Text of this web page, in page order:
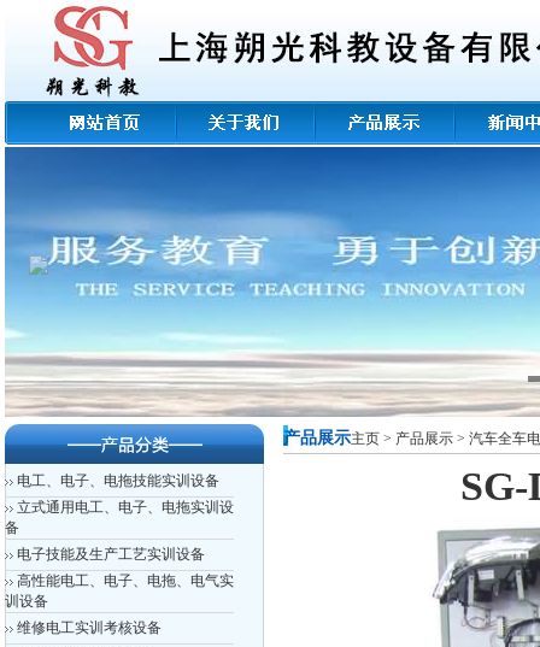
电工、电子、电拖技能实训设备
立式通用电工、电子、电拖实训设
备
电子技能及生产工艺实训设备
高性能电工、电子、电拖、电气实
训设备
维修电工实训考核设备
产品展示主页 > 产品展示 > 汽车全车